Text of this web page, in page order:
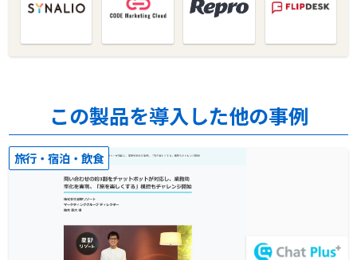
この製品を導入した他の事例
旅行・宿泊・飲食